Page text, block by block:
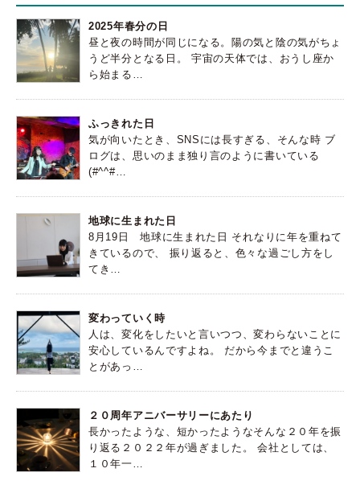
2025年春分の日
昼と夜の時間が同じになる。陽の気と陰の気がちょ
うど半分となる日。 宇宙の天体では、おうし座か
ら始まる…
ふっきれた日
気が向いたとき、SNSには長すぎる、そんな時 ブ
ログは、思いのまま独り言のように書いている
(#^^#…
地球に生まれた日
8月19日 地球に生まれた日 それなりに年を重ねて
きているので、 振り返ると、色々な過ごし方をし
てき…
変わっていく時
人は、変化をしたいと言いつつ、変わらないことに
安心しているんですよね。 だから今までと違うこ
とがあっ…
２０周年アニバーサリーにあたり
長かったような、短かったようなそんな２０年を振
り返る２０２２年が過ぎました。 会社としては、
１０年一…